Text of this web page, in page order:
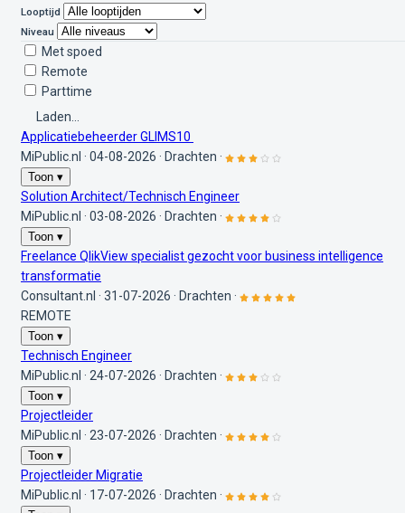
Looptijd
Niveau
Met spoed
Remote
Parttime
Laden...
Applicatiebeheerder GLIMS10
MiPublic.nl · 04-08-2026 · Drachten ·
Toon ▾
Solution Architect/Technisch Engineer
MiPublic.nl · 03-08-2026 · Drachten ·
Toon ▾
Freelance QlikView specialist gezocht voor business intelligence
transformatie
Consultant.nl · 31-07-2026 · Drachten ·
REMOTE
Toon ▾
Technisch Engineer
MiPublic.nl · 24-07-2026 · Drachten ·
Toon ▾
Projectleider
MiPublic.nl · 23-07-2026 · Drachten ·
Toon ▾
Projectleider Migratie
MiPublic.nl · 17-07-2026 · Drachten ·